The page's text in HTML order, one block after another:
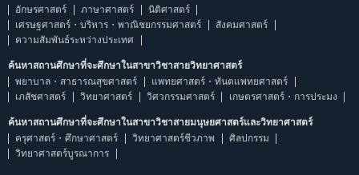
อักษรศาสตร์
ภาษาศาสตร์
นิติศาสตร์
เศรษฐศาสตร์・บริหาร・พาณิชยกรรมศาสตร์
สังคมศาสตร์
ความสัมพันธ์ระหว่างประเทศ
ค้นหาสถานศึกษาที่จะศึกษาในสาขาวิชาสายวิทยาศาสตร์
พยาบาล・สาธารณสุขศาสตร์
แพทยศาสตร์・ทันตแพทยศาสตร์
เภสัชศาสตร์
วิทยาศาสตร์ วิศวกรรมศาสตร์ เกษตรศาสตร์・การประมง
ค้นหาสถานศึกษาที่จะศึกษาในสาขาวิชาสายมนุษยศาสตร์และวิทยาศาสตร์
ครุศาสตร์・ศึกษาศาสตร์
วิทยาศาสตร์ชีวภาพ
ศิลปกรรม
วิทยาศาสตร์บูรณาการ